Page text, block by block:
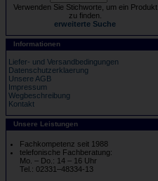
Verwenden Sie Stichworte, um ein Produkt
zu finden.
erweiterte Suche
Informationen
Liefer- und Versandbedingungen
Datenschutzerklaerung
Unsere AGB
Impressum
Wegbeschreibung
Kontakt
Unsere Leistungen
Fachkompetenz seit 1988
telefonische Fachberatung:
Mo. – Do.: 14 – 16 Uhr
Tel.: 02331–48334-13